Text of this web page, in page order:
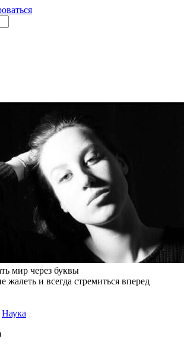
мир через буквы
жалеть и всегда стремиться вперед
Наука